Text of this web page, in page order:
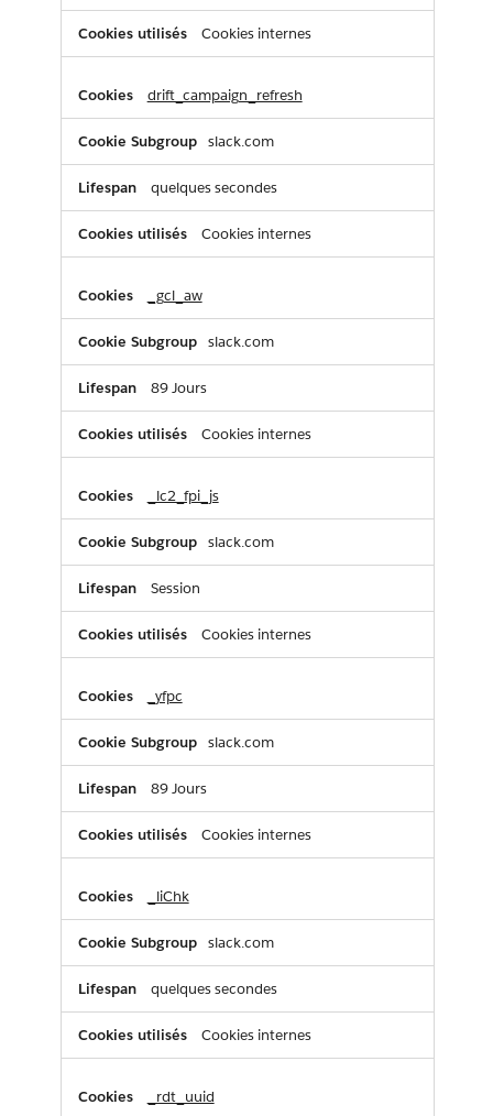
Cookies internes
drift_campaign_refresh
slack.com
quelques secondes
Cookies internes
_gcl_aw
slack.com
89 Jours
Cookies internes
_lc2_fpi_js
slack.com
Session
Cookies internes
_yfpc
slack.com
89 Jours
Cookies internes
_liChk
slack.com
quelques secondes
Cookies internes
_rdt_uuid